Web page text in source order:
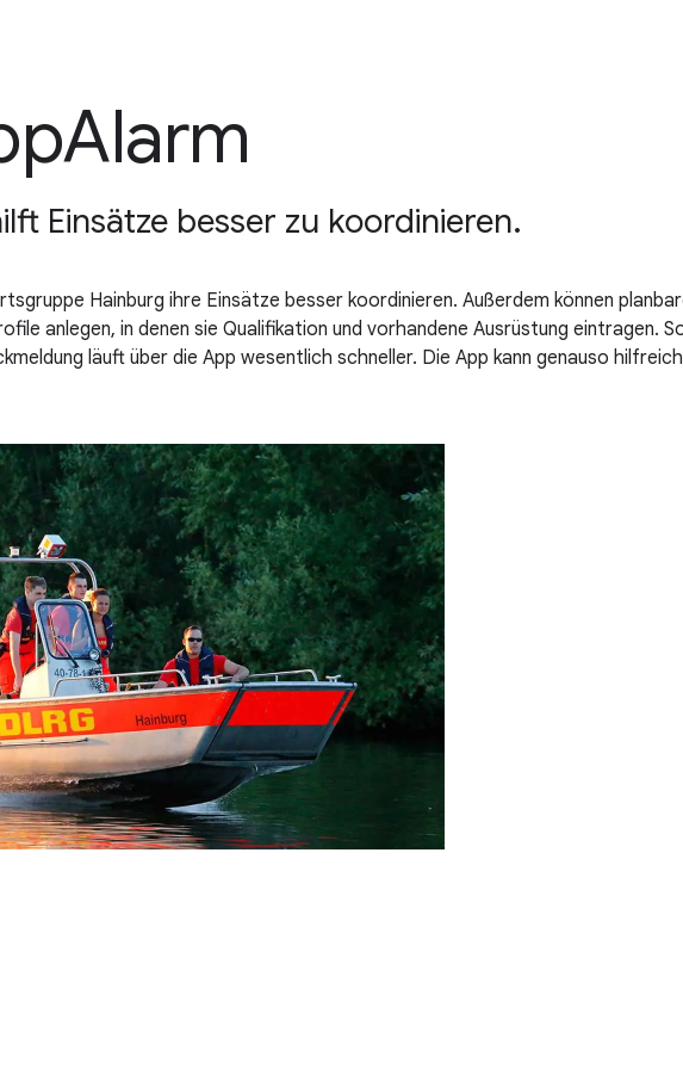
Einsätze besser zu koordinieren.
Hainburg ihre Einsätze besser koordinieren. Außerdem können
anlegen, in denen sie Qualifikation und vorhandene Ausrüstung eintragen.
läuft über die App wesentlich schneller. Die App kann genauso